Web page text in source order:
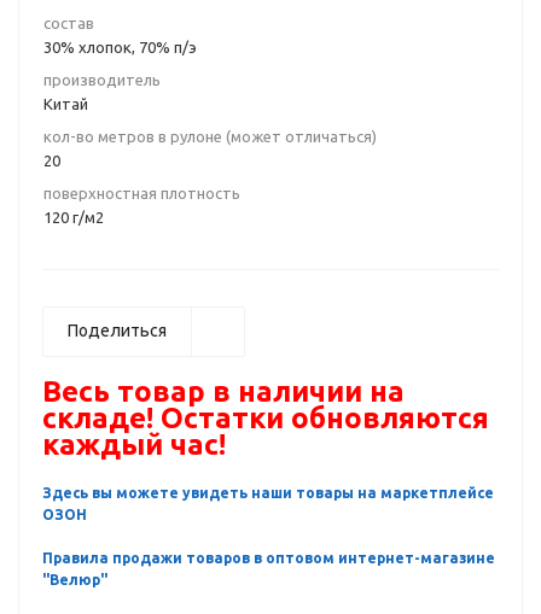
состав
30% хлопок, 70% п/э
производитель
Китай
кол-во метров в рулоне (может отличаться)
20
поверхностная плотность
120 г/м2
Поделиться
Весь товар в наличии на
складе! Остатки обновляются
каждый час!
Здесь вы можете увидеть наши товары на маркетплейсе
ОЗОН
Правила продажи товаров в оптовом интернет-магазине
"Велюр"